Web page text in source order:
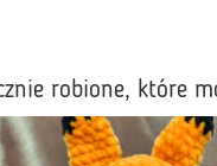
robione, które